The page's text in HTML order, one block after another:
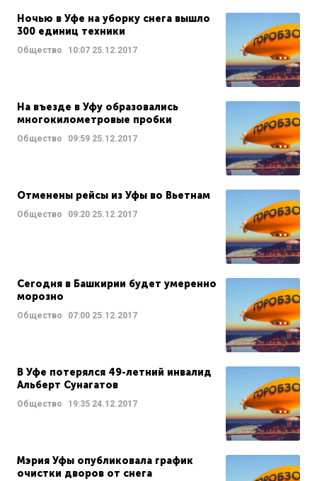
Ночью в Уфе на уборку снега вышло
300 единиц техники
Общество 10:07 25.12.2017
На въезде в Уфу образовались
многокилометровые пробки
Общество 09:59 25.12.2017
Отменены рейсы из Уфы во Вьетнам
Общество 09:20 25.12.2017
Сегодня в Башкирии будет умеренно
морозно
Общество 07:00 25.12.2017
В Уфе потерялся 49-летний инвалид
Альберт Сунагатов
Общество 19:35 24.12.2017
Мэрия Уфы опубликовала график
очистки дворов от снега